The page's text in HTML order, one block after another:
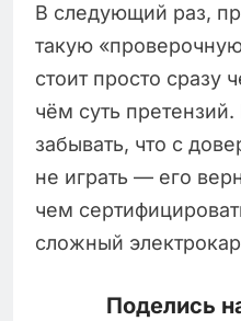
В следующий раз,
такую
стоит просто сразу
чём суть
забывать, что с
не играть — его
чем
сложный
Поделись